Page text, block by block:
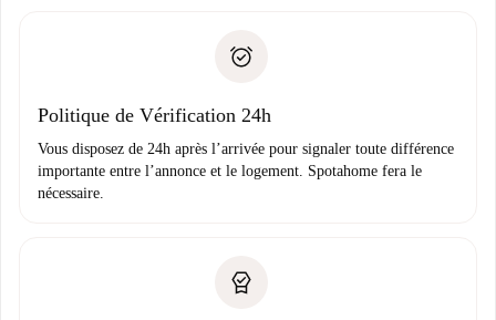
Justificatif de solvabilité
uniquement si aucun problème n'est signalé.
Politique de Vérification 24h
Vous disposez de 24h après l’arrivée pour signaler toute différence
importante entre l’annonce et le logement. Spotahome fera le
nécessaire.